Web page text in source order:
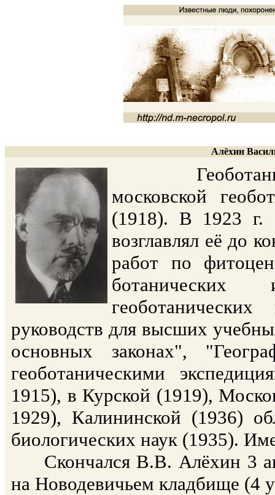
Алёхин
Геоботаник,
московской
(1918). В 1923 г.
возглавлял её до
работ по
ботанических
руководств для высших
основных законах",
геоботаническими
1915), в Курской (1919),
1929), Калининской (1936)
биологических наук (1935).
Скончался В.В. Алёхин 3
на Новодевичьем кладбище (4